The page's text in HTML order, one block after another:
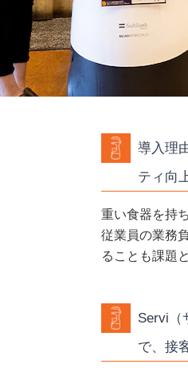
導入理
ティ向
重い食器を持
従業員の業務
ることも課題
Servi（
で、接